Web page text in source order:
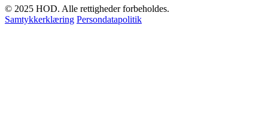
© 2025 HOD. Alle rettigheder forbeholdes.
Samtykkerklæring Persondatapolitik